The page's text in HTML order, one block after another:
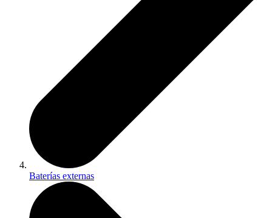
Baterías externas